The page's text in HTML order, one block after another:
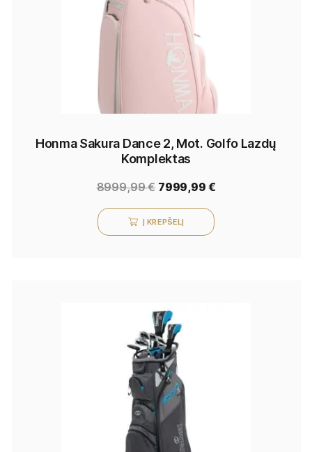
Honma Sakura Dance 2, Mot. Golfo Lazdų
Komplektas
8999,99€ 7999,99 €
Į KREPŠELĮ